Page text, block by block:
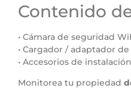
Contenido
• Cámara de seguridad
• Cargador / adaptador
• Accesorios de instalación
Monitorea tu propiedad